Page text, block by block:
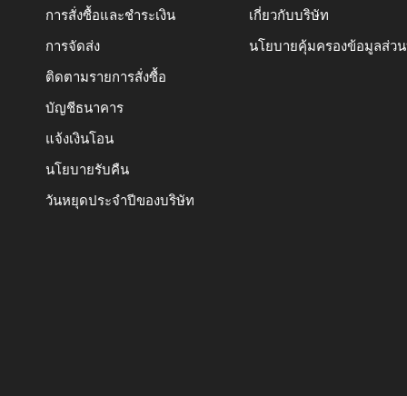
การสั่งซื้อและชำระเงิน
การจัดส่ง
ติดตามรายการสั่งซื้อ
บัญชีธนาคาร
แจ้งเงินโอน
นโยบายรับคืน
วันหยุดประจำปีของบริษัท
เกี่ยวกับบริษัท
นโยบายคุ้มครองข้อมูลส่ว